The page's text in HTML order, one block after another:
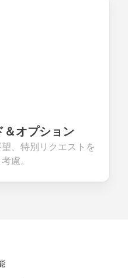
＆オプション
、特別リクエストを
慮。